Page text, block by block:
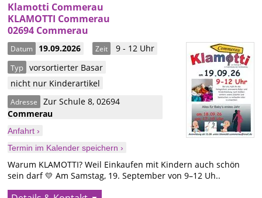
Klamotti Commerau
KLAMOTTI Commerau
02694 Commerau
Datum 19.09.2026 Zeit 9 - 12 Uhr
Typ vorsortierter Basar
nicht nur Kinderartikel
Adresse Zur Schule 8,02694
Commerau
Anfahrt ›
Termin im Kalender speichern ›
Warum KLAMOTTI? Weil Einkaufen mit Kindern auch schön
sein darf 💛 Am Samstag, 19. September von 9–12 Uh..